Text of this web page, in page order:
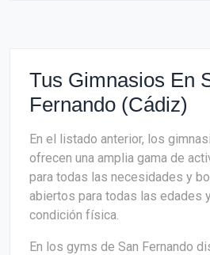
Tus Gimnasios En
Fernando (Cádiz)
En el listado anterior, los
ofrecen una amplia gama de
para todas las necesidades y
abiertos para todas las edades
condición física.
En los gyms de San Fernando